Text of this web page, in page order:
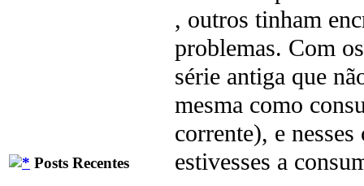
Posts Recentes
, outros tinham
problemas. Com
série antiga que
mesma como
corrente), e
estivesses a